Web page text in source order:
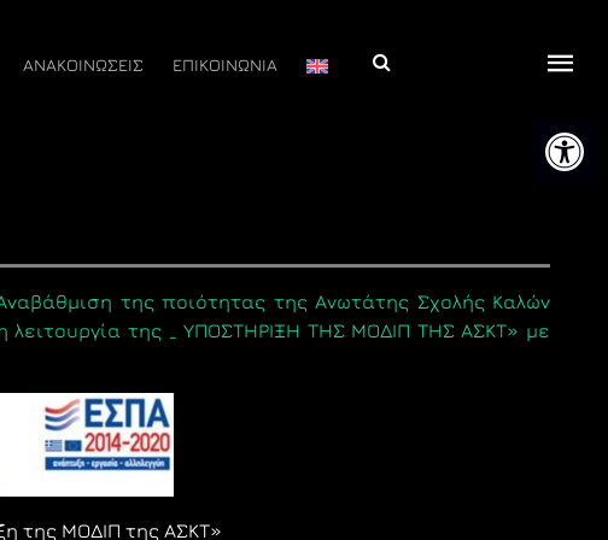
ΑΝΑΚΟΙΝΩΣΕΙΣ ΕΠΙΚΟΙΝΩΝΙΑ Αναζήτηση
της ποιότητας της Ανωτάτης Σχολής Καλών
λειτουργία της _ ΥΠΟΣΤΗΡΙΞΗ ΤΗΣ ΜΟΔΙΠ ΤΗΣ ΑΣΚΤ» με
της ΜΟΔΙΠ της ΑΣΚΤ»